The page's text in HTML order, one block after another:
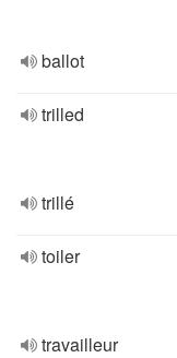
ballot
trilled
trillé
toiler
travailleur